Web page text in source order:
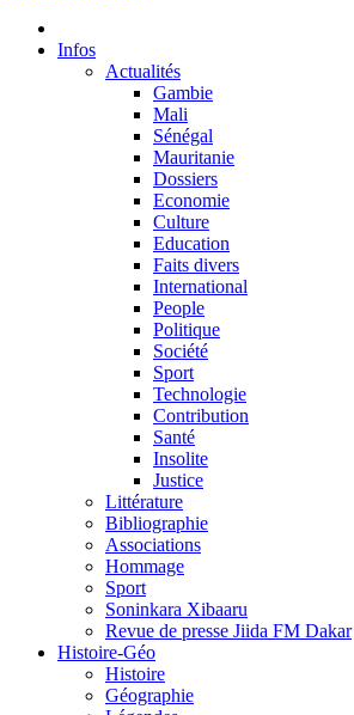
Infos
Actualités
Gambie
Mali
Sénégal
Mauritanie
Dossiers
Economie
Culture
Education
Faits divers
International
People
Politique
Société
Sport
Technologie
Contribution
Santé
Insolite
Justice
Littérature
Bibliographie
Associations
Hommage
Sport
Soninkara Xibaaru
Revue de presse Jiida FM Dakar
Histoire-Géo
Histoire
Géographie